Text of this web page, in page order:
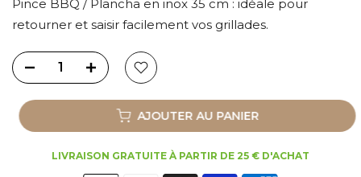
Pince BBQ / Plancha en inox 35 cm : idéale pour
retourner et saisir facilement vos grillades.
AJOUTER AU PANIER
LIVRAISON GRATUITE À PARTIR DE 25 € D'ACHAT